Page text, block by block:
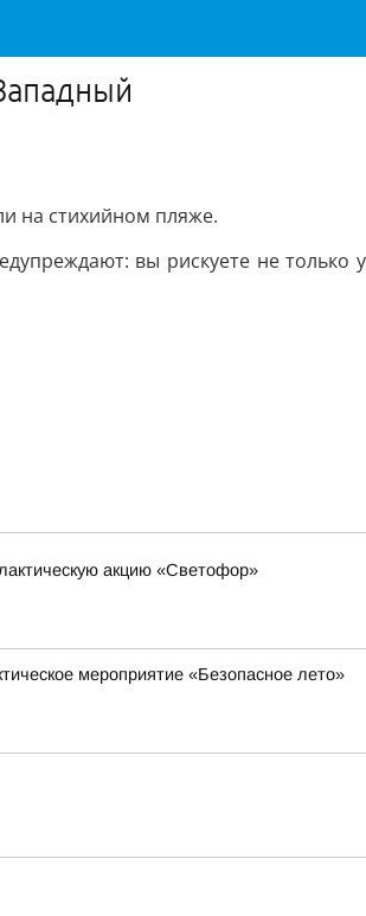
на стихийном пляже.
вы рискуете не только
акцию «Светофор»
мероприятие «Безопасное лето»